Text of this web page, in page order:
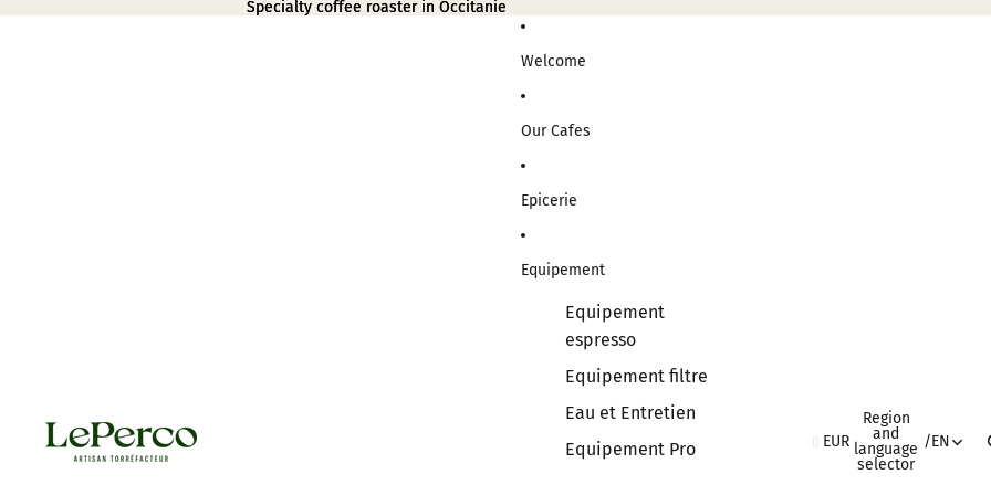
Specialty coffee roaster in Occitanie
Specialty coffee roaster in Occitanie
Welcome
Our Cafes
Epicerie
Equipement
Equipement
espresso
Equipement filtre
Eau et Entretien
Equipement Pro
EUR
Region
and
language
selector
/EN